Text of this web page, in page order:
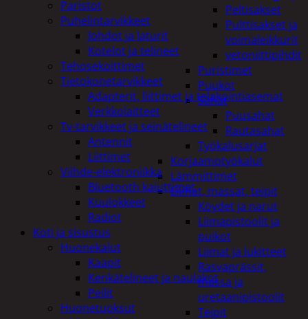
Peltisakset
Pulttisakset ja
voimaleikkurit
vetoniittipihdit
Puristimet
Puukot
Sahat
Puusahat
Rautasahat
Työkalusarjat
Korjaamotyökalut
Lämmittimet
Liimat, massat, teipit
Köydet ja narut
Liimapistoolit ja
puikot
Liimat ja lukitteet
Rasvaprässit,
massa ja
uretaanipistoolit
Teipit
Paristot
Puhelintarvikkeet
Johdot ja laturit
Kotelot ja telineet
Tehosekoittimet
Tietokonetarvikkeet
Adapterit, liittimet ja telakointiasemat
Verkkolaitteet
Tv-tarvikkeet ja seinätelineet
Antennit
Liittimet
Viihde-elektroniikka
Bluetooth kaiuttimet
Kuulokkeet
Radiot
Koti ja sisustus
Huonekalut
Kaapit
Kenkätelineet ja naulakot
Peilit
Huonetuoksut